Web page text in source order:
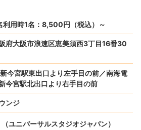
利用時1名：8,500円（税込）～
府大阪市浪速区恵美須西3丁目16番30
今宮駅東出口より左手目の前／南海電
今宮駅北出口より右手目の前
ンジ
（ユニバーサルスタジオジャパン）